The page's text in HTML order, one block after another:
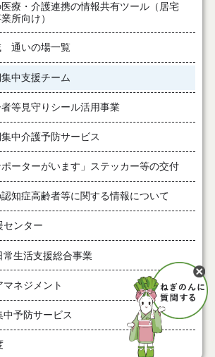
療・介護連携の情報共有ツール（居宅
所向け）
通いの場一覧
中支援チーム
等見守りシール活用事業
中介護予防サービス
ポーターがいます」ステッカー等の交付
知症高齢者等に関する情報について
センター
常生活支援総合事業
ネジメント
中予防サービス